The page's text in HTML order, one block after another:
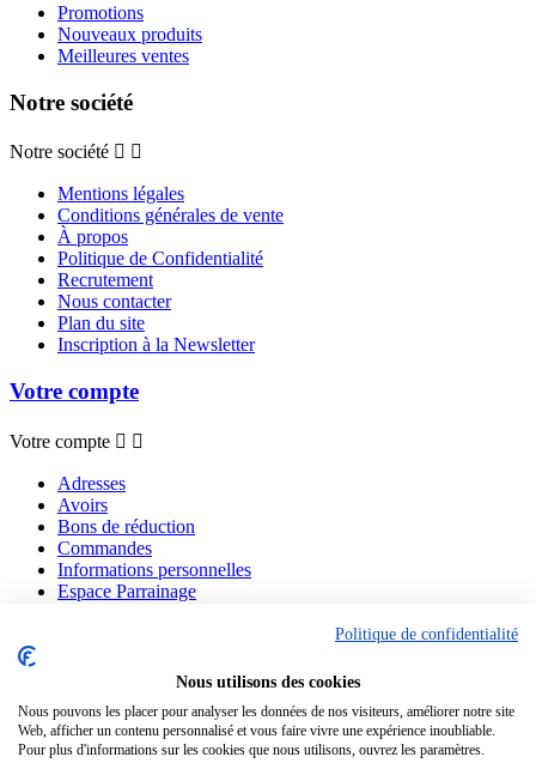
Promotions
Nouveaux produits
Meilleures ventes
Notre société
Notre société  
Mentions légales
Conditions générales de vente
À propos
Politique de Confidentialité
Recrutement
Nous contacter
Plan du site
Inscription à la Newsletter
Votre compte
Votre compte  
Adresses
Avoirs
Bons de réduction
Commandes
Informations personnelles
Espace Parrainage
Informations de la boutique
Embaline
108 Avenue Albert Thomas
70800 Saint-loup-sur-semouse
Politique de confidentialité
Nous utilisons des cookies
Nous pouvons les placer pour analyser les données de nos visiteurs, améliorer notre site
Web, afficher un contenu personnalisé et vous faire vivre une expérience inoubliable.
Pour plus d'informations sur les cookies que nous utilisons, ouvrez les paramètres.